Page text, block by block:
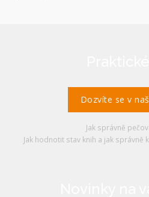
Dozvíte se v
Jak správně
Jak hodnotit stav knih a jak správně